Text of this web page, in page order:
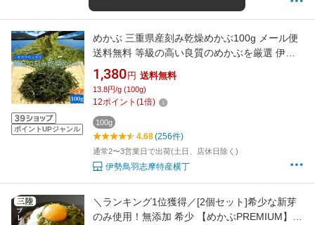
ポイントUPジャンル
めかぶ 三重県産刻み乾燥めかぶ100g メール便
送料無料 等級の高い良質のめかぶを厳選 伊勢
志摩産 メカブ 海藻 国産
1,380 円 送料無料
13.8円/g (100g)
12ポイント (1倍)
100g
4.68(256件)
通常2〜3営業日で出荷(土日、店休日除く)
伊勢鳥羽志摩特産横丁
＼ランキング1位獲得／[2個セット]希少な新芽
のみ使用！無添加 希少 【めかぶPREMIUM】